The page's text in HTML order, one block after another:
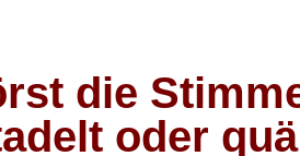
die
oder